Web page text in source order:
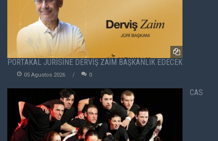
PORTAKAL JÜRİSİNE DERVİŞ ZAİM BAŞKANLIK EDECEK
05 Agustos 2026 0
CAS